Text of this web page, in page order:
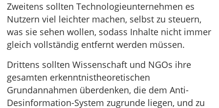
Zweitens sollten Technologieunternehmen es
Nutzern viel leichter machen, selbst zu steuern,
was sie sehen wollen, sodass Inhalte nicht immer
gleich vollständig entfernt werden müssen.
Drittens sollten Wissenschaft und NGOs ihre
gesamten erkenntnistheoretischen
Grundannahmen überdenken, die dem Anti-
Desinformation-System zugrunde liegen, und zu